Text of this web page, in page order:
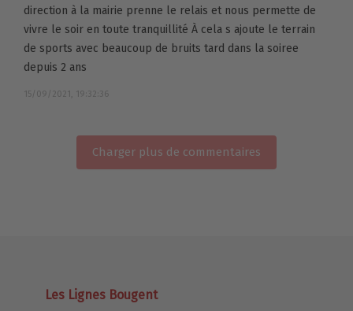
direction à la mairie prenne le relais et nous permette de
vivre le soir en toute tranquillité À cela s ajoute le terrain
de sports avec beaucoup de bruits tard dans la soiree
depuis 2 ans
15/09/2021, 19:32:36
Charger plus de commentaires
Les Lignes Bougent